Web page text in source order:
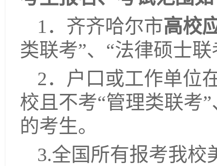
1．齐齐哈尔市高校
类联考”、“法律硕士
2．户口或工作单位
校且不考“管理类联考
的考生。
3.全国所有报考我校